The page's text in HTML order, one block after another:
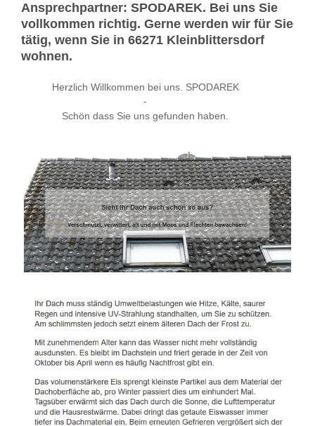
Ansprechpartner: SPODAREK. Bei uns Sie
vollkommen richtig. Gerne werden wir für Sie
tätig, wenn Sie in 66271 Kleinblittersdorf
wohnen.
Herzlich Willkommen bei uns. SPODAREK
-
Schön dass Sie uns gefunden haben.